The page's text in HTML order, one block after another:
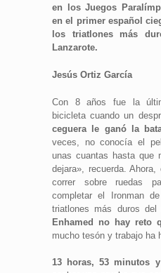
en los Juegos
en el primer español
los triatlones más
Lanzarote.
Jesús Ortiz García
Con 8 años fue la
bicicleta cuando un
ceguera le ganó la
veces, no conocía el
unas cuantas hasta que
dejara», recuerda.
correr sobre ruedas
completar el Ironman
triatlones más duros del
Enhamed no hay reto
mucho tesón y trabajo ha
13 horas, 53 minutos